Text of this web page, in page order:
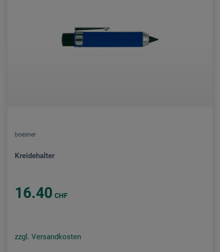
boesner
Kreidehalter
16.40 CHF
zzgl. Versandkosten